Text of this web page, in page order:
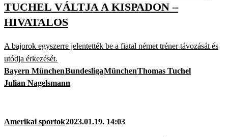
TUCHEL VÁLTJA A KISPADON –
HIVATALOS
A bajorok egyszerre jelentették be a fiatal német tréner távozását és
utódja érkezését.
Bayern MünchenBundesligaMünchenThomas Tuchel
Julian Nagelsmann
Amerikai sportok2023.01.19. 14:03